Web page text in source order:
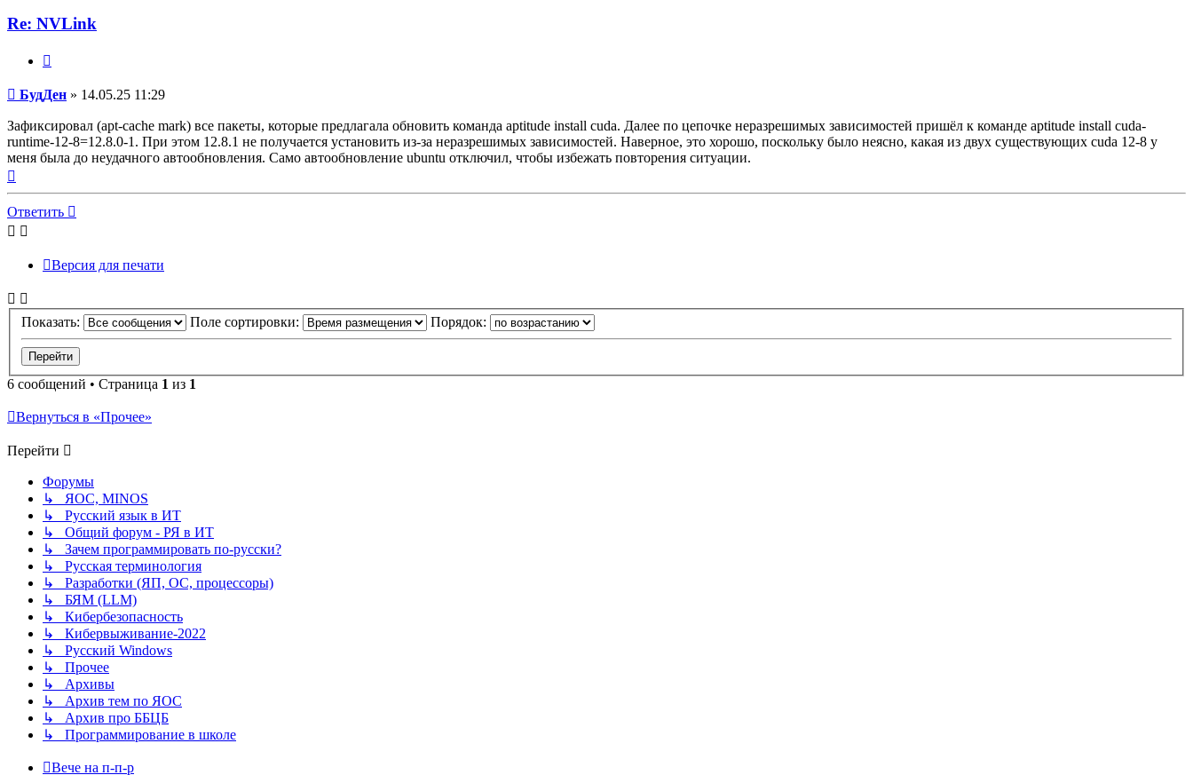
Re: NVLink
Сообщение
БудДен » 14.05.25 11:29
Зафиксировал (apt-cache mark) все пакеты, которые предлагала обновить команда aptitude install cuda. Далее по цепочке неразрешимых зависимостей пришёл к команде aptitude install cuda-
runtime-12-8=12.8.0-1. При этом 12.8.1 не получается установить из-за неразрешимых зависимостей. Наверное, это хорошо, поскольку было неясно, какая из двух существующих cuda 12-8 у
меня была до неудачного автообновления. Само автообновление ubuntu отключил, чтобы избежать повторения ситуации.
началу
Ответить
Версия для печати
Показать: Поле сортировки: Порядок:
6 сообщений • Страница 1 из 1
Вернуться в «Прочее»
Перейти
Форумы
↳ ЯОС, MINOS
↳ Русский язык в ИТ
↳ Общий форум - РЯ в ИТ
↳ Зачем программировать по-русски?
↳ Русская терминология
↳ Разработки (ЯП, ОС, процессоры)
↳ БЯМ (LLM)
↳ Кибербезопасность
↳ Кибервыживание-2022
↳ Русский Windows
↳ Прочее
↳ Архивы
↳ Архив тем по ЯОС
↳ Архив про ББЦБ
↳ Программирование в школе
Вече на п-п-р